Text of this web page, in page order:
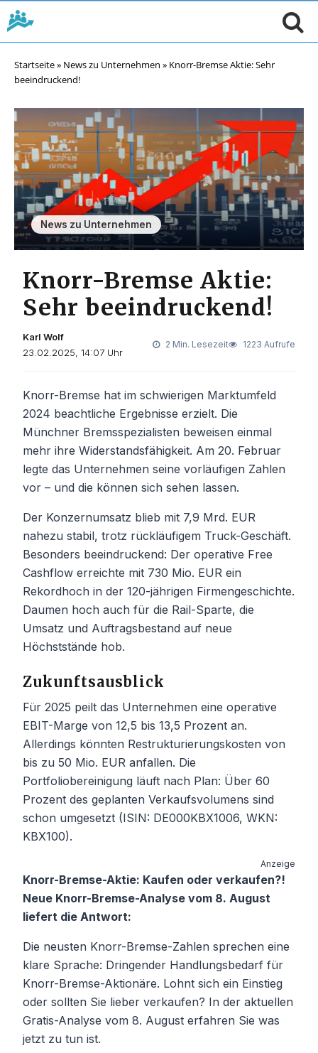
Startseite» News zu Unternehmen » Knorr-Bremse Aktie: Sehr
beeindruckend!
News zu Unternehmen
Knorr-Bremse Aktie:
Sehr beeindruckend!
Karl Wolf
23.02.2025, 14:07 Uhr
2 Min. Lesezeit 1223 Aufrufe
Knorr-Bremse hat im schwierigen Marktumfeld
2024 beachtliche Ergebnisse erzielt. Die
Münchner Bremsspezialisten beweisen einmal
mehr ihre Widerstandsfähigkeit. Am 20. Februar
legte das Unternehmen seine vorläufigen Zahlen
vor – und die können sich sehen lassen.
Der Konzernumsatz blieb mit 7,9 Mrd. EUR
nahezu stabil, trotz rückläufigem Truck-Geschäft.
Besonders beeindruckend: Der operative Free
Cashflow erreichte mit 730 Mio. EUR ein
Rekordhoch in der 120-jährigen Firmengeschichte.
Daumen hoch auch für die Rail-Sparte, die
Umsatz und Auftragsbestand auf neue
Höchststände hob.
Zukunftsausblick
Für 2025 peilt das Unternehmen eine operative
EBIT-Marge von 12,5 bis 13,5 Prozent an.
Allerdings könnten Restrukturierungskosten von
bis zu 50 Mio. EUR anfallen. Die
Portfoliobereinigung läuft nach Plan: Über 60
Prozent des geplanten Verkaufsvolumens sind
schon umgesetzt (ISIN: DE000KBX1006, WKN:
KBX100).
Anzeige
Knorr-Bremse-Aktie: Kaufen oder verkaufen?!
Neue Knorr-Bremse-Analyse vom 8. August
liefert die Antwort:
Die neusten Knorr-Bremse-Zahlen sprechen eine
klare Sprache: Dringender Handlungsbedarf für
Knorr-Bremse-Aktionäre. Lohnt sich ein Einstieg
oder sollten Sie lieber verkaufen? In der aktuellen
Gratis-Analyse vom 8. August erfahren Sie was
jetzt zu tun ist.